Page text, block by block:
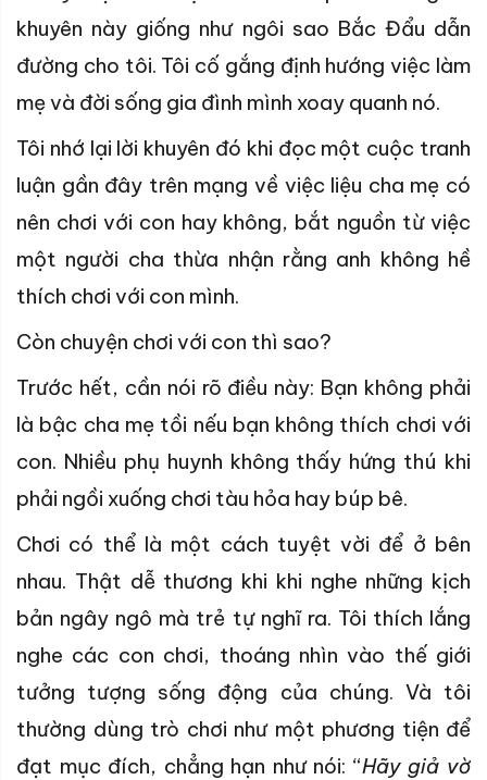
khuyên này giống như ngôi sao Bắc Đẩu dẫn
đường cho tôi. Tôi cố gắng định hướng việc làm
mẹ và đời sống gia đình mình xoay quanh nó.
Tôi nhớ lại lời khuyên đó khi đọc một cuộc tranh
luận gần đây trên mạng về việc liệu cha mẹ có
nên chơi với con hay không, bắt nguồn từ việc
một người cha thừa nhận rằng anh không hề
thích chơi với con mình.
Còn chuyện chơi với con thì sao?
Trước hết, cần nói rõ điều này: Bạn không phải
là bậc cha mẹ tồi nếu bạn không thích chơi với
con. Nhiều phụ huynh không thấy hứng thú khi
phải ngồi xuống chơi tàu hỏa hay búp bê.
Chơi có thể là một cách tuyệt vời để ở bên
nhau. Thật dễ thương khi khi nghe những kịch
bản ngây ngô mà trẻ tự nghĩ ra. Tôi thích lắng
nghe các con chơi, thoáng nhìn vào thế giới
tưởng tượng sống động của chúng. Và tôi
thường dùng trò chơi như một phương tiện để
đạt mục đích, chẳng hạn như nói: “Hãy giả vờ